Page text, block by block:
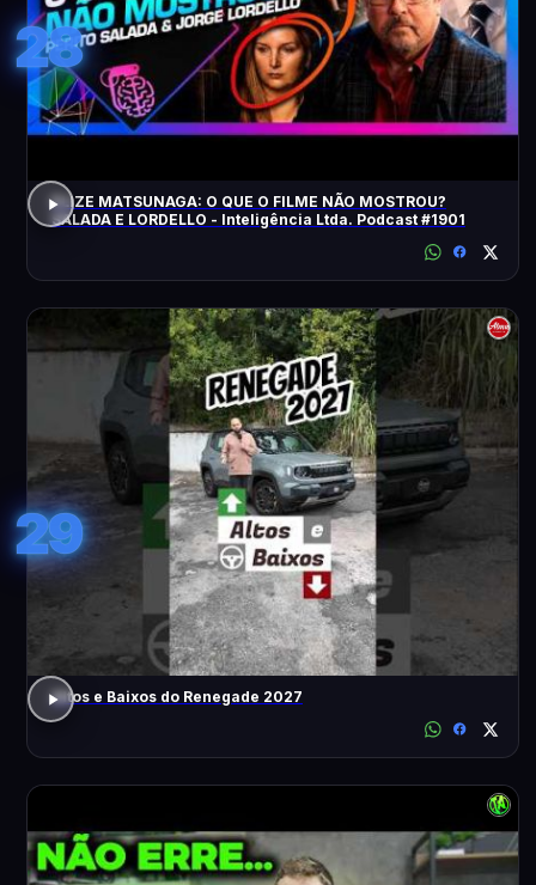
28
ELIZE MATSUNAGA: O QUE O FILME NÃO MOSTROU?
SALADA E LORDELLO - Inteligência Ltda. Podcast #1901
29
Altos e Baixos do Renegade 2027